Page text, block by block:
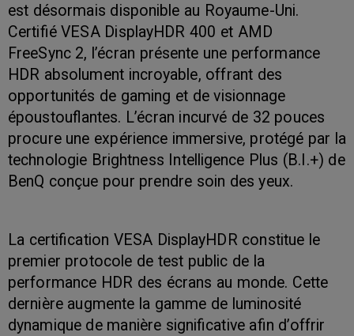
est désormais disponible au Royaume-Uni.
Certifié VESA DisplayHDR 400 et AMD
FreeSync 2, l’écran présente une performance
HDR absolument incroyable, offrant des
opportunités de gaming et de visionnage
époustouflantes. L’écran incurvé de 32 pouces
procure une expérience immersive, protégé par la
technologie Brightness Intelligence Plus (B.I.+) de
BenQ conçue pour prendre soin des yeux.
La certification VESA DisplayHDR constitue le
premier protocole de test public de la
performance HDR des écrans au monde. Cette
dernière augmente la gamme de luminosité
dynamique de manière significative afin d’offrir